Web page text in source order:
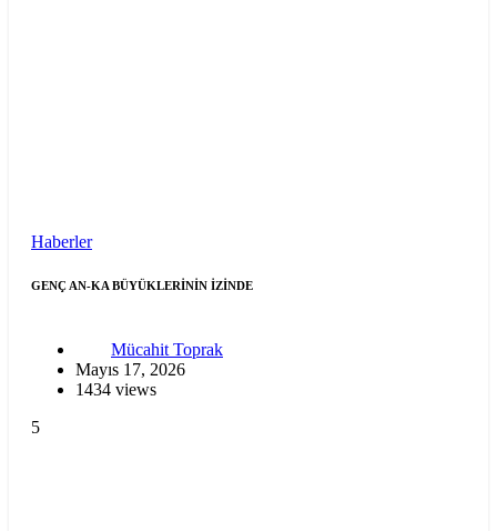
Haberler
GENÇ AN-KA BÜYÜKLERİNİN İZİNDE
Mücahit Toprak
Mayıs 17, 2026
1434 views
5